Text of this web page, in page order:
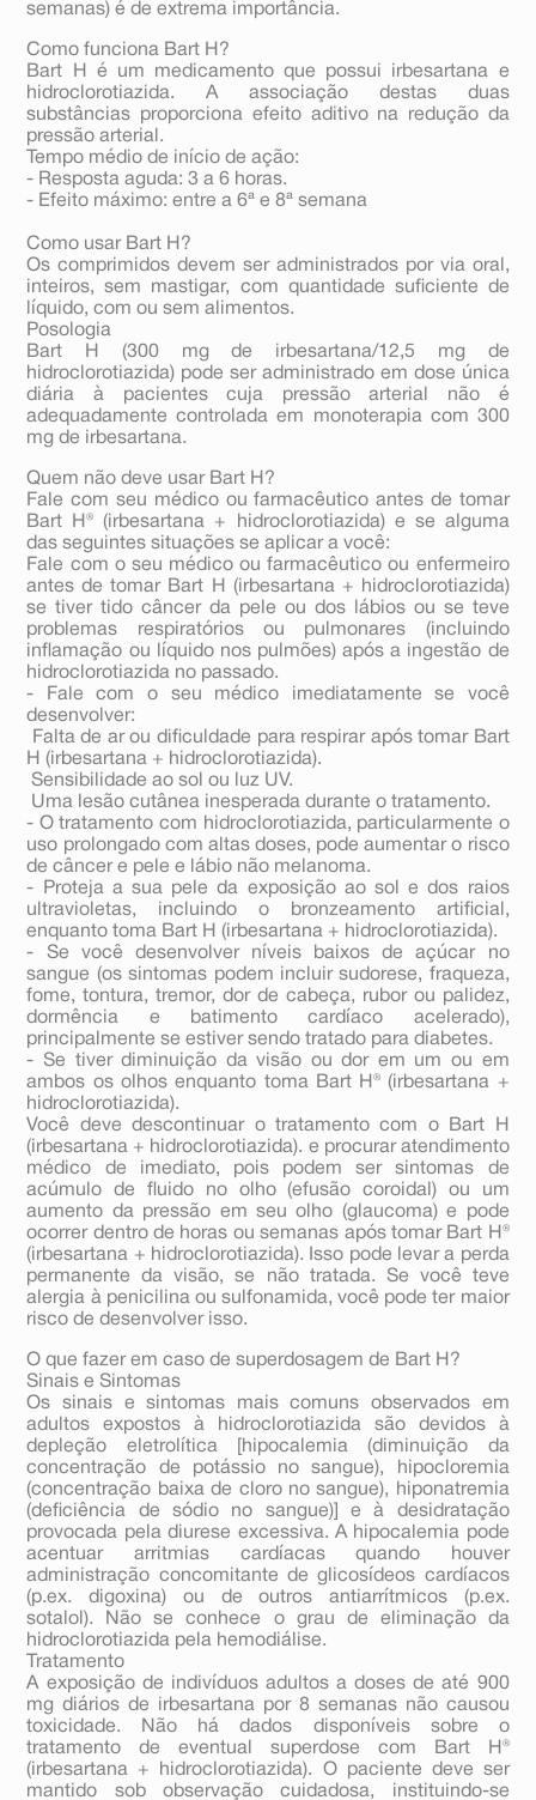
semanas) é de extrema importância.
Como funciona Bart H?
Bart H é um medicamento que possui irbesartana e
hidroclorotiazida. A associação destas duas
substâncias proporciona efeito aditivo na redução da
pressão arterial.
Tempo médio de início de ação:
- Resposta aguda: 3 a 6 horas.
- Efeito máximo: entre a 6ª e 8ª semana
Como usar Bart H?
Os comprimidos devem ser administrados por via oral,
inteiros, sem mastigar, com quantidade suficiente de
líquido, com ou sem alimentos.
Posologia
Bart H (300 mg de irbesartana/12,5 mg de
hidroclorotiazida) pode ser administrado em dose única
diária à pacientes cuja pressão arterial não é
adequadamente controlada em monoterapia com 300
mg de irbesartana.
Quem não deve usar Bart H?
Fale com seu médico ou farmacêutico antes de tomar
Bart H® (irbesartana + hidroclorotiazida) e se alguma
das seguintes situações se aplicar a você:
Fale com o seu médico ou farmacêutico ou enfermeiro
antes de tomar Bart H (irbesartana + hidroclorotiazida)
se tiver tido câncer da pele ou dos lábios ou se teve
problemas respiratórios ou pulmonares (incluindo
inflamação ou líquido nos pulmões) após a ingestão de
hidroclorotiazida no passado.
- Fale com o seu médico imediatamente se você
desenvolver:
 Falta de ar ou dificuldade para respirar após tomar Bart
H (irbesartana + hidroclorotiazida).
 Sensibilidade ao sol ou luz UV.
 Uma lesão cutânea inesperada durante o tratamento.
- O tratamento com hidroclorotiazida, particularmente o
uso prolongado com altas doses, pode aumentar o risco
de câncer e pele e lábio não melanoma.
- Proteja a sua pele da exposição ao sol e dos raios
ultravioletas, incluindo o bronzeamento artificial,
enquanto toma Bart H (irbesartana + hidroclorotiazida).
- Se você desenvolver níveis baixos de açúcar no
sangue (os sintomas podem incluir sudorese, fraqueza,
fome, tontura, tremor, dor de cabeça, rubor ou palidez,
dormência e batimento cardíaco acelerado),
principalmente se estiver sendo tratado para diabetes.
- Se tiver diminuição da visão ou dor em um ou em
ambos os olhos enquanto toma Bart H® (irbesartana +
hidroclorotiazida).
Você deve descontinuar o tratamento com o Bart H
(irbesartana + hidroclorotiazida). e procurar atendimento
médico de imediato, pois podem ser sintomas de
acúmulo de fluido no olho (efusão coroidal) ou um
aumento da pressão em seu olho (glaucoma) e pode
ocorrer dentro de horas ou semanas após tomar Bart H®
(irbesartana + hidroclorotiazida). Isso pode levar a perda
permanente da visão, se não tratada. Se você teve
alergia à penicilina ou sulfonamida, você pode ter maior
risco de desenvolver isso.
O que fazer em caso de superdosagem de Bart H?
Sinais e Sintomas
Os sinais e sintomas mais comuns observados em
adultos expostos à hidroclorotiazida são devidos à
depleção eletrolítica [hipocalemia (diminuição da
concentração de potássio no sangue), hipocloremia
(concentração baixa de cloro no sangue), hiponatremia
(deficiência de sódio no sangue)] e à desidratação
provocada pela diurese excessiva. A hipocalemia pode
acentuar arritmias cardíacas quando houver
administração concomitante de glicosídeos cardíacos
(p.ex. digoxina) ou de outros antiarrítmicos (p.ex.
sotalol). Não se conhece o grau de eliminação da
hidroclorotiazida pela hemodiálise.
Tratamento
A exposição de indivíduos adultos a doses de até 900
mg diários de irbesartana por 8 semanas não causou
toxicidade. Não há dados disponíveis sobre o
tratamento de eventual superdose com Bart H®
(irbesartana + hidroclorotiazida). O paciente deve ser
mantido sob observação cuidadosa, instituindo-se